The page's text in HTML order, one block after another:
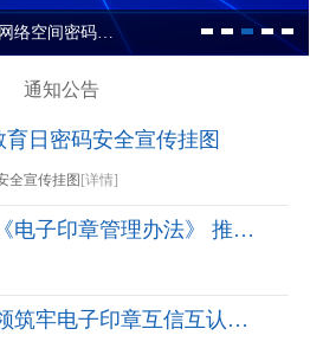
7项密码国家标准案例获信安标委20周年标准优秀实践案例奖
通知公告
育日密码安全宣传挂图
全宣传挂图 [详情]
专家解读：贯彻落实《电子印章管理办法》 推动电子印章互信互认
专家解读：以标准引领筑牢电子印章互信互认根基